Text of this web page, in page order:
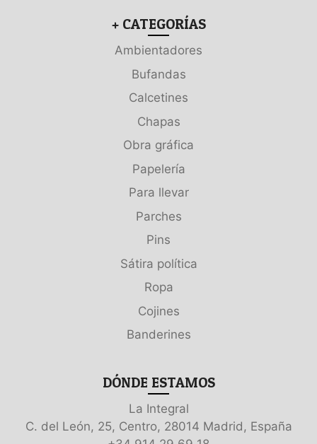
+ CATEGORÍAS
Ambientadores
Bufandas
Calcetines
Chapas
Obra gráfica
Papelería
Para llevar
Parches
Pins
Sátira política
Ropa
Cojines
Banderines
DÓNDE ESTAMOS
La Integral
C. del León, 25, Centro, 28014 Madrid, España